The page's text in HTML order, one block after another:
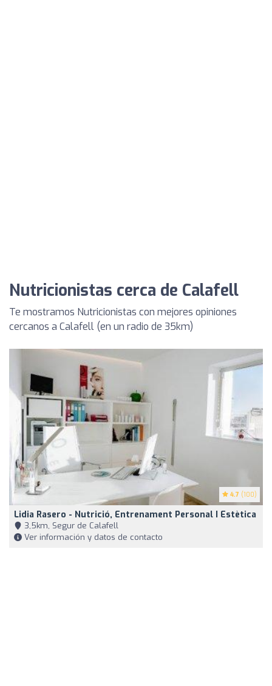
Nutricionistas cerca de Calafell
Te mostramos Nutricionistas con mejores opiniones
cercanos a Calafell (en un radio de 35km)
4.7 (100)
Lidia Rasero - Nutrició, Entrenament Personal I Estètica
3,5km, Segur de Calafell
Ver información y datos de contacto